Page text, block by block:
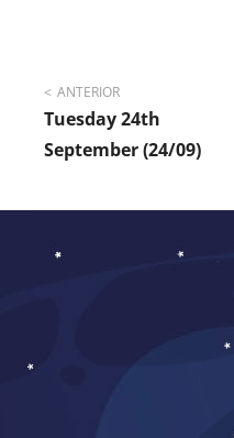
Navegación
de
entradas
ANTERIOR
Tuesday 24th
September (24/09)